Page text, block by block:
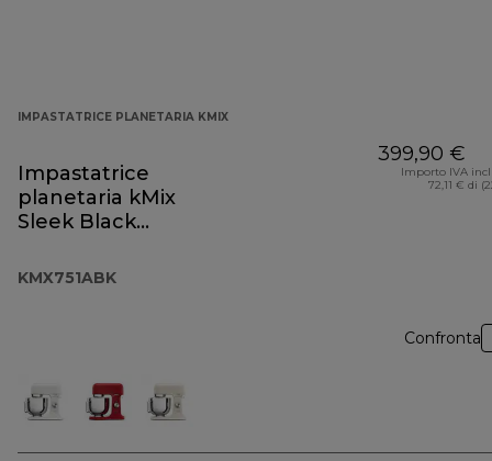
IMPASTATRICE PLANETARIA KMIX
Impastatrice
planetaria kMix
Sleek Black
KMX751ABK
399,90 €
Importo IVA
72,11 € di
Confronta